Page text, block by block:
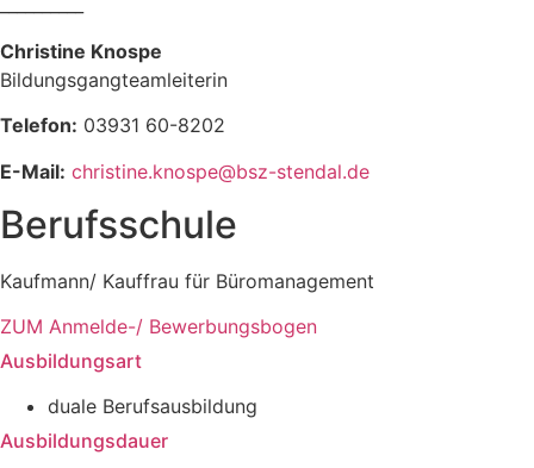
Christine Knospe
Bildungsgangteamleiterin
Telefon: 03931 60-8202
E-Mail: christine.knospe@bsz-stendal.de
Berufsschule
Kaufmann/ Kauffrau für Büromanagement
ZUM Anmelde-/ Bewerbungsbogen
Ausbildungsart
duale Berufsausbildung
Ausbildungsdauer